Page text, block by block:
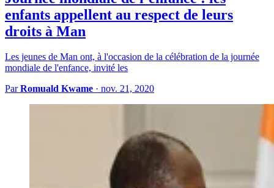
enfants appellent au respect de leurs
droits à Man
Les jeunes de Man ont, à l'occasion de la célébration de la journée
mondiale de l'enfance, invité les
ParRomuald Kwame · nov. 21, 2020